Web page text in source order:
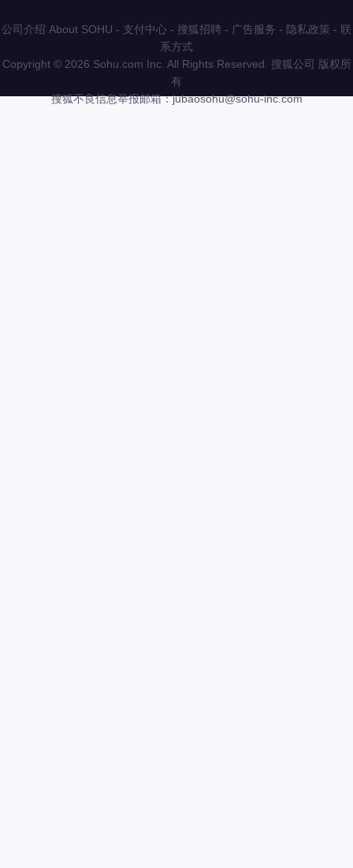
公司介绍 About SOHU - 支付中心 - 搜狐招聘 - 广告服务 - 隐私政策 - 联
系方式
Copyright © 2026 Sohu.com Inc. All Rights Reserved. 搜狐公司 版权所
有
搜狐不良信息举报邮箱：jubaosohu@sohu-inc.com